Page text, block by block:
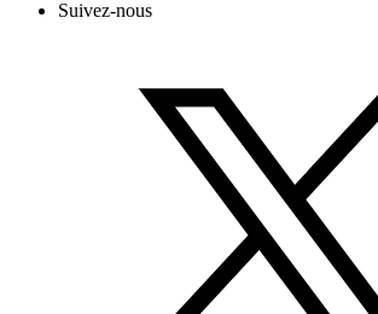
Suivez-nous